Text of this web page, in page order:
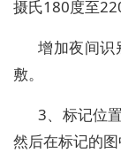
摄氏180度至
增加夜间识
敷。
3、标记位
然后在标记的图